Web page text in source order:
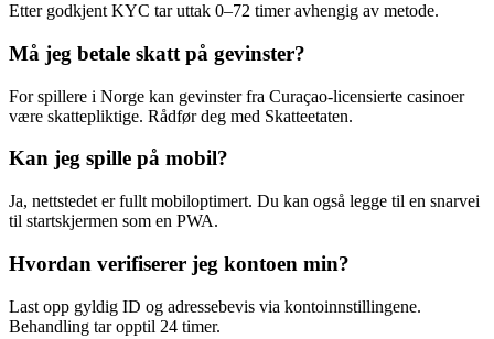
Etter godkjent KYC tar uttak 0–72 timer avhengig av metode.
Må jeg betale skatt på gevinster?
For spillere i Norge kan gevinster fra Curaçao-licensierte casinoer
være skattepliktige. Rådfør deg med Skatteetaten.
Kan jeg spille på mobil?
Ja, nettstedet er fullt mobiloptimert. Du kan også legge til en snarvei
til startskjermen som en PWA.
Hvordan verifiserer jeg kontoen min?
Last opp gyldig ID og adressebevis via kontoinnstillingene.
Behandling tar opptil 24 timer.